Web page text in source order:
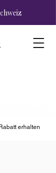
erhalten